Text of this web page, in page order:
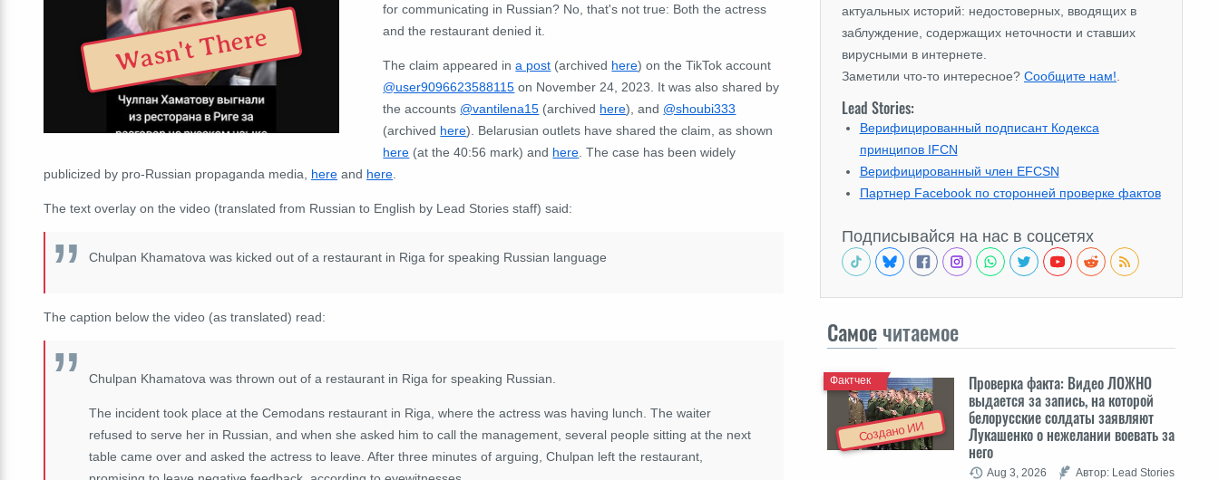
Wasn't There
for communicating in Russian? No, that's not true: Both the actress
and the restaurant denied it.
The claim appeared ina post (archived here) on the TikTok account
@user9096623588115 on November 24, 2023. It was also shared by
the accounts @vantilena15 (archived here), and @shoubi333
(archived here). Belarusian outlets have shared the claim, as shown
here (at the 40:56 mark) and here . The case has been widely
publicized by pro-Russian propaganda media, here and here
The text overlay on the video (translated from Russian to English by Lead Stories staff) said:
Chulpan Khamatova was kicked out of a restaurant in Riga for speaking Russian language
The caption below the video (as translated) read:
Chulpan Khamatova was thrown out of a restaurant in Riga for speaking Russian.
The incident took place at the Cemodans restaurant in Riga, where the actress was having lunch. The waiter
refused to serve her in Russian, and when she asked him to call the management, several people sitting at the next
table came over and asked the actress to leave. After three minutes of arguing, Chulpan left the restaurant,
актуальных историй: недостоверных, вводящих в
заблуждение, содержащих неточности и ставших
вирусными в интернете.
Заметили что-то интересное? Сообщите нам!
Lead Stories:
Верифицированный подписант Кодекса
принципов IFCN
Верифицированный член EFCSN
Партнер Facebook по сторонней проверке фактов
Подписывайся на нас в соцсетях
Самое читаемое
Создано ИИ
Проверка факта: Видео ЛОЖНО
выдается за запись, на которой
белорусские солдаты заявляют
Лукашенко о нежелании воевать за
него
Фактчек
Aug 3, 2026 Автор: Lead Stories